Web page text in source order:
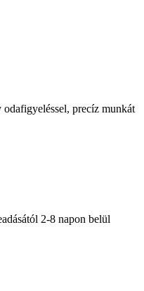
precíz munkát
2-8 napon belül